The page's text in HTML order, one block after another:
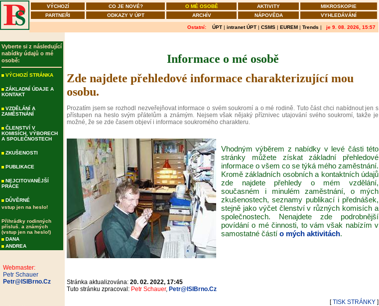
VÝCHOZÍ CO JE NOVÉ? O MÉ OSOBĚ AKTIVITY
MIKROSKOPIE
PARTNEŘI
ODKAZY V ÚPT ARCHÍV NÁPOVĚDA VYHLEDÁVÁNÍ
Ostatní: ÚPT | intranet ÚPT | CSMS | EUREM | Trends | je 9. 08. 2026, 15:57
Vyberte si z následující
nabídky údajů o mé
osobě:
VÝCHOZÍ STRÁNKA
ZÁKLADNÍ ÚDAJE A
KONTAKT
VZDĚLÁNÍ A
ZAMĚSTNÁNÍ
ČLENSTVÍ V
KOMISÍCH, VÝBORECH
A SPOLEČNOSTECH
ZKUŠENOSTI
PUBLIKACE
NEJCITOVANĚJŠÍ
PRÁCE
DŮVĚRNÉ
vstup jen na heslo!
Přihrádky rodinných
přísluš. a známých
(vstup jen na heslo!)
DANA
ANDREA
Webmaster:
Petr Schauer
Petr@ISIBrno.Cz
Informace o mé osobě
Zde najdete přehledové informace charakterizující mou
osobu.
Prozatím jsem se rozhodl nezveřejňovat informace o svém soukromí a o mé rodině. Tuto část chci nabídnout jen s
přístupen na heslo svým přátelům a známým. Nejsem však nějaký příznivec utajování svého soukromí, takže je
možné, že se zde časem objeví i informace soukromého charakteru.
Vhodným výběrem z nabídky v levé části této
stránky můžete získat základní přehledové
informace o všem co se týká mého zaměstnání.
Kromě základních osobních a kontaktních údajů
zde najdete přehledy o mém vzdělání,
současném i minulém zaměstnání, o mých
zkušenostech, seznamy publikací i přednášek,
stejně jako výčet členství v různých komisích a
společnostech. Nenajdete zde podrobnější
povídání o mé činnosti, to vám však nabízím v
samostatné částí o mých aktivitách.
Stránka aktualizována: 20. 02. 2022, 17:45
Tuto stránku zpracoval: Petr Schauer, Petr@ISIBrno.Cz
[TISK STRÁNKY ]